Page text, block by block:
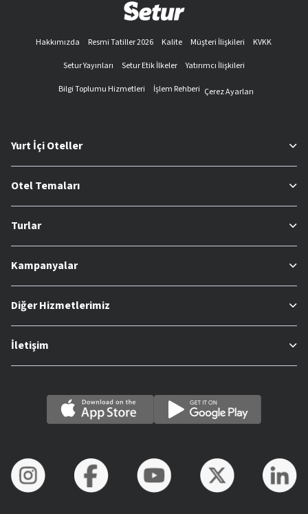
Hakkımızda Resmi Tatiller 2026 Kalite Müşteri İlişkileri
KVKK
Setur Yayınları
Setur Etik İlkeler
Yatırımcı İlişkileri
Bilgi Toplumu Hizmetleri
İşlem Rehberi Çerez Ayarları
Yurt İçi Oteller
Otel Temaları
Turlar
Kampanyalar
Diğer Hizmetlerimiz
İletişim